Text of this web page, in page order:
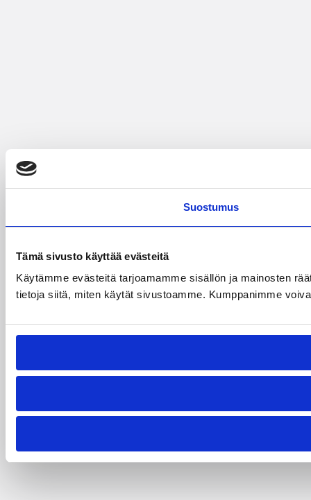
Suostumus
Tämä sivusto käyttää evästeitä
Käytämme evästeitä tarjoamamme sisällön ja mainosten
tietoja siitä, miten käytät sivustoamme. Kumppanimme